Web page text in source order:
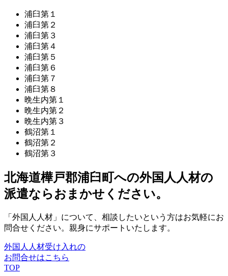
浦臼第１
浦臼第２
浦臼第３
浦臼第４
浦臼第５
浦臼第６
浦臼第７
浦臼第８
晩生内第１
晩生内第２
晩生内第３
鶴沼第１
鶴沼第２
鶴沼第３
北海道樺戸郡浦臼町への外国人人材の
派遣ならおまかせください。
「外国人人材」について、相談したいという方はお気軽にお
問合せください。親身にサポートいたします。
外国人人材受け入れの
お問合せはこちら
TOP